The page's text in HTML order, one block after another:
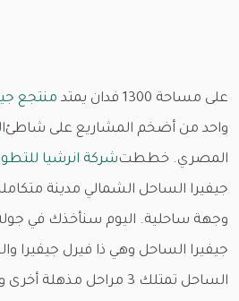
على مساحة 1300 فدان يمتد
منتجع
واحد من أضخم المشاريع على شاطئ
المصري. خططتشركة انرشيا
جيفيرا الساحل الشمالي مدينة
وجهة ساحلية. اليوم سنأخذك في
جيفيرا الساحل وهي ذا فيرل جيفيرا
الساحل تمتلك 3 مراحل